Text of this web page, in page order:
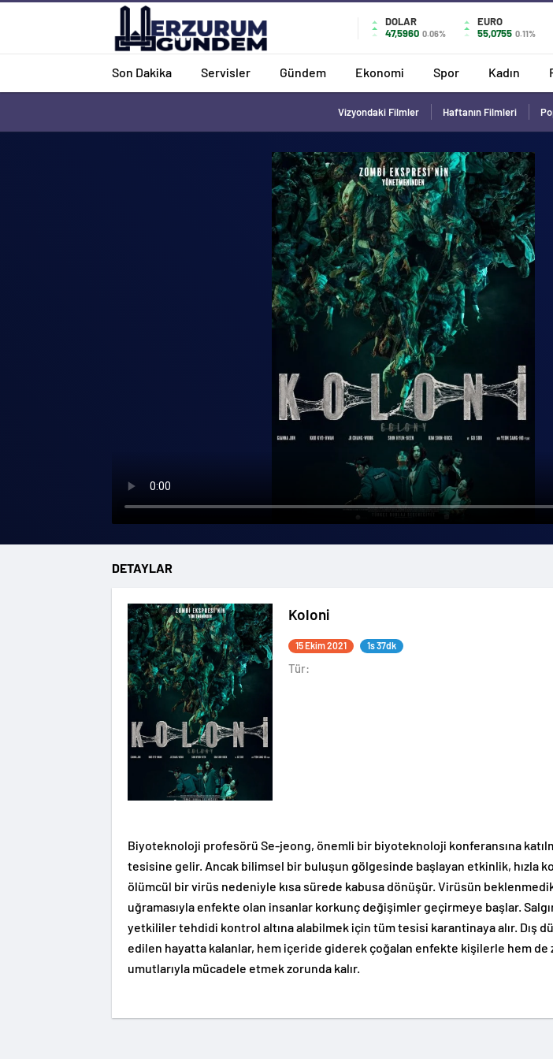
DOLAR
47,5960 0.06%
EURO
55,0755 0.11%
Son Dakika Servisler Gündem Ekonomi Spor Kadın
Vizyondaki Filmler Haftanın Filmleri
DETAYLAR
Koloni
15 Ekim 2021 1s 37dk
Tür:
Biyoteknoloji profesörü Se-jeong, önemli bir biyoteknoloji konferansına
tesisine gelir. Ancak bilimsel bir buluşun gölgesinde başlayan etkinlik, hızla
ölümcül bir virüs nedeniyle kısa sürede kabusa dönüşür. Virüsün
uğramasıyla enfekte olan insanlar korkunç değişimler geçirmeye başlar. Salgın
yetkililer tehdidi kontrol altına alabilmek için tüm tesisi karantinaya alır. Dış
edilen hayatta kalanlar, hem içeride giderek çoğalan enfekte kişilerle hem de
umutlarıyla mücadele etmek zorunda kalır.